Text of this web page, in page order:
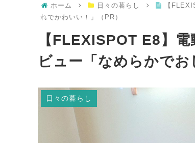
ホーム 日々の暮らし
【
れでかわいい！」（PR）
【FLEXISPOT E8】
ビュー「なめらかでお
日々の暮らし